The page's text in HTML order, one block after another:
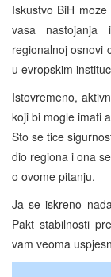
Iskustvo BiH
vasa nastojanja
regionalnoj osnovi
u evropskim
Istovremeno,
koji bi mogle imati
Sto se tice
dio regiona i ona
o ovome pitanju.
Ja se iskreno
Pakt stabilnosti
vam veoma